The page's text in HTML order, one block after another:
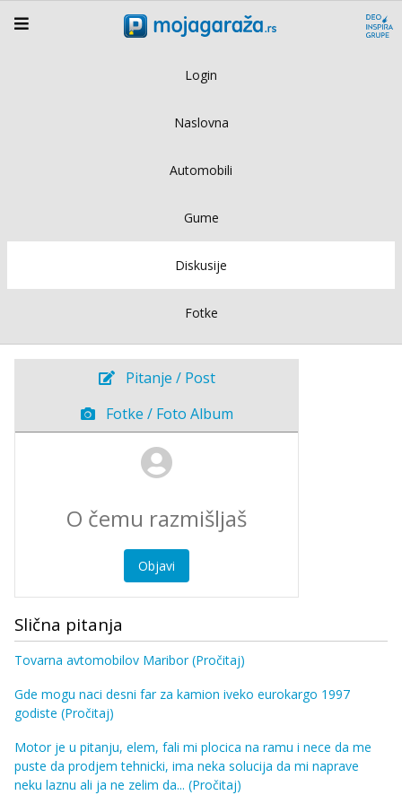
Login
Naslovna
Automobili
Gume
Diskusije
Fotke
Pitanje / Post
Fotke / Foto Album
Objavi
Slična pitanja
Tovarna avtomobilov Maribor(Pročitaj)
Gde mogu naci desni far za kamion iveko eurokargo 1997
godiste (Pročitaj)
Motor je u pitanju, elem, fali mi plocica na ramu i nece da me
puste da prodjem tehnicki, ima neka solucija da mi naprave
neku laznu ali ja ne zelim da... (Pročitaj)